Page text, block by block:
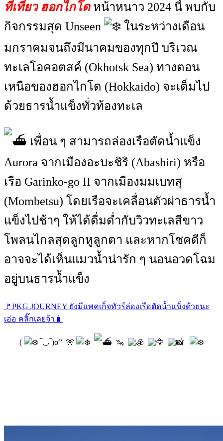
ที่เที่ยว ฮอกไกโดหน้าหนาว 2024 นี้ พบกับ
กิจกรรมสุด Unseen
ในระหว่างเดือน
มกราคมจนถึงมีนาคมของทุกปี บริเวณ
ทะเลโอคอตสค์ (Okhotsk Sea) ทางตอน
เหนือของฮอกไกโด​ (Hokkaido) จะเต็มไป
ด้วยธารน้ำแข็งทั่วท้องทะเล
เพื่อน ๆ สามารถล่องเรือตัดน้ำแข็ง
Aurora จากเมืองอะบะชิริ (Abashiri) หรือ
เรือ Garinko-go II จากเมืองมมเบทสุ
(Mombetsu) โดยเรือจะเคลื่อนตัวผ่าธารน้ำ
แข็งไปช้าๆ ให้ได้ดื่มด่ำกับวิวทะเลสีขาว
โพลนไกลสุดลูกหูลูกตา และหากโชคดีก็
อาจจะได้เห็นแมวน้ำน่ารัก ๆ นอนอวดโฉม
อยู่บนธารน้ำแข็ง
🚩PKG JOURNEY ยังมีแพคเก็จทัวร์ล่องเรือตัดน้ำแข็งด้วยนะ
เอ่อ คลิ๊กเลยจ้า 🧳
( ‾̀◡‾́)σ” 🎌 🦦